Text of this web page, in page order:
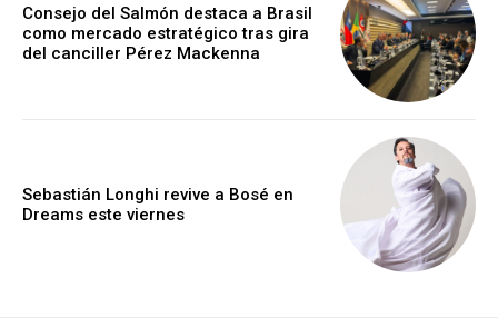
Consejo del Salmón destaca a Brasil
como mercado estratégico tras gira
del canciller Pérez Mackenna
Sebastián Longhi revive a Bosé en
Dreams este viernes